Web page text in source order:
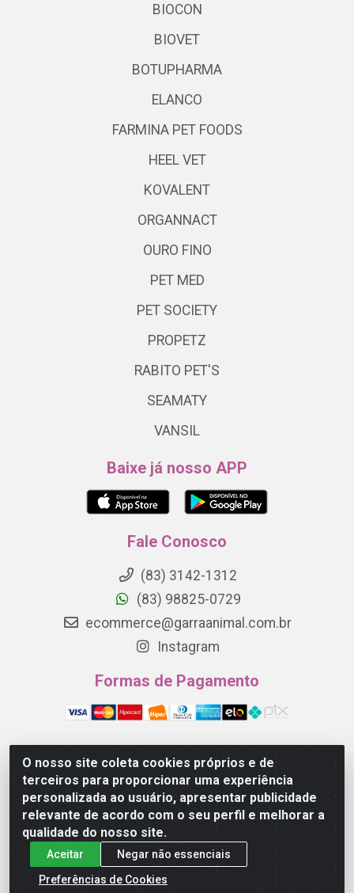
O nosso site coleta cookies próprios e de
terceiros para proporcionar uma experiência
personalizada ao usuário, apresentar publicidade
relevante de acordo com o seu perfil e melhorar a
qualidade do nosso site.
Aceitar
Negar não essenciais
Preferências de Cookies
BIOCON
BIOVET
BOTUPHARMA
ELANCO
FARMINA PET FOODS
HEEL VET
KOVALENT
ORGANNACT
OURO FINO
PET MED
PET SOCIETY
PROPETZ
RABITO PET'S
SEAMATY
VANSIL
Baixe já nosso APP
Fale Conosco
(83) 3142-1312
(83) 98825-0729
ecommerce@garraanimal.com.br
Instagram
Formas de Pagamento
Garra Animal - Rua Quinze de Novembro, 1120 - Jardim
Continental - Campina Grande/PB - CEP 58.403-290 -
CNPJ 21.445.041/0001-61